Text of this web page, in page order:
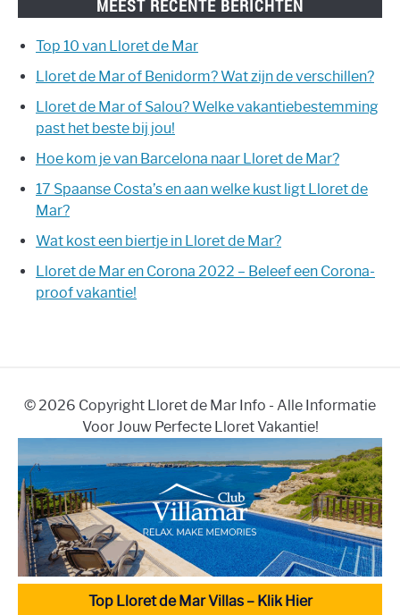
MEEST RECENTE BERICHTEN
Top 10 van Lloret de Mar
Lloret de Mar of Benidorm? Wat zijn de verschillen?
Lloret de Mar of Salou? Welke vakantiebestemming
past het beste bij jou!
Hoe kom je van Barcelona naar Lloret de Mar?
17 Spaanse Costa’s en aan welke kust ligt Lloret de
Mar?
Wat kost een biertje in Lloret de Mar?
Lloret de Mar en Corona 2022 – Beleef een Corona-
proof vakantie!
© 2026 Copyright Lloret de Mar Info - Alle Informatie
Voor Jouw Perfecte Lloret Vakantie!
Top Lloret de Mar Villas – Klik Hier